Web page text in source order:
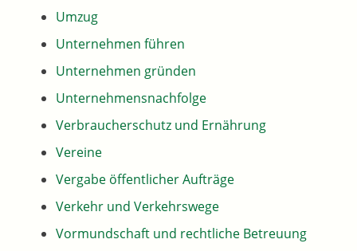
Umzug
Unternehmen führen
Unternehmen gründen
Unternehmensnachfolge
Verbraucherschutz und Ernährung
Vereine
Vergabe öffentlicher Aufträge
Verkehr und Verkehrswege
Vormundschaft und rechtliche Betreuung